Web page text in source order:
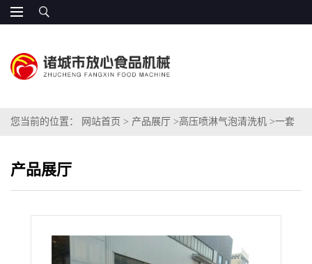
您当前的位置： 网站首页 > 产品展厅 >高压喷淋气泡清洗机 >一套
产品展厅